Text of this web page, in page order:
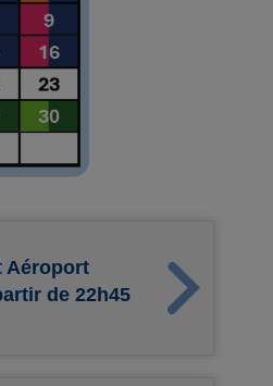
Aéroport
de 22h45